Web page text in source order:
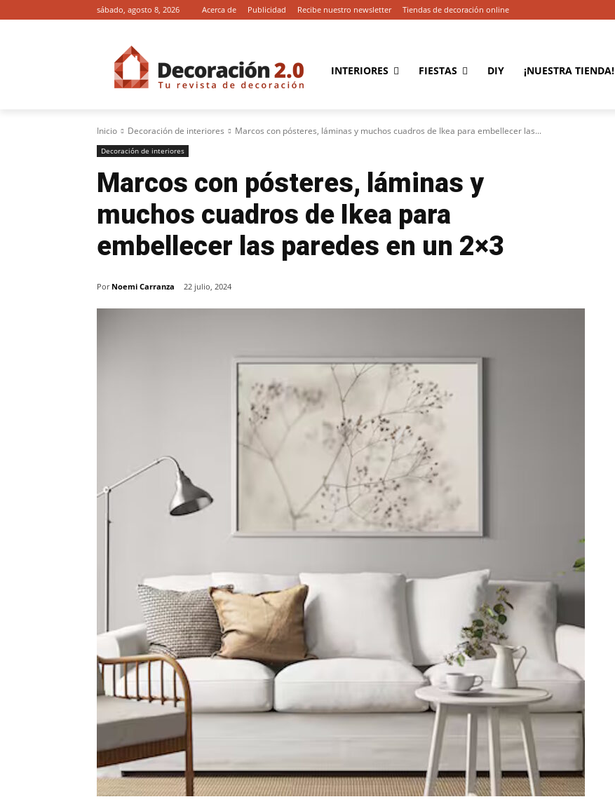
sábado, agosto 8, 2026 Acerca de Publicidad Recibe nuestro newsletter Tiendas de decoración online
INTERIORES FIESTAS DIY ¡NUESTRA TIENDA!
Inicio Decoración de interiores Marcos con pósteres, láminas y muchos cuadros de Ikea para embellecer las...
Decoración de interiores
Marcos con pósteres, láminas y
muchos cuadros de Ikea para
embellecer las paredes en un 2×3
Por Noemi Carranza 22 julio, 2024